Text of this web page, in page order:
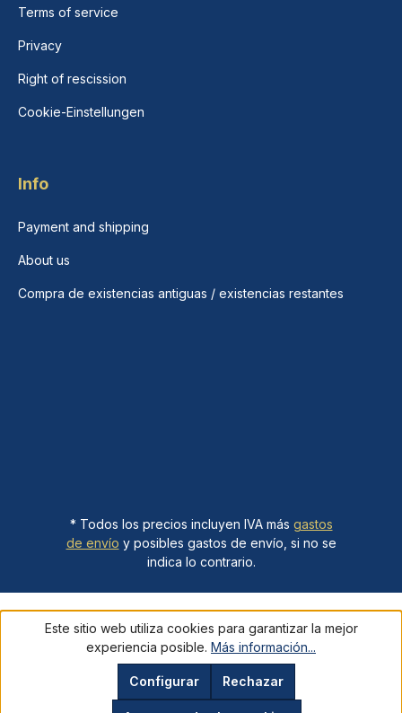
Terms of service
Privacy
Right of rescission
Cookie-Einstellungen
Info
Payment and shipping
About us
Compra de existencias antiguas / existencias restantes
* Todos los precios incluyen IVA más gastos
de envío y posibles gastos de envío, si no se
indica lo contrario.
Este sitio web utiliza cookies para garantizar la mejor
experiencia posible. Más información...
Rechazar
Configurar